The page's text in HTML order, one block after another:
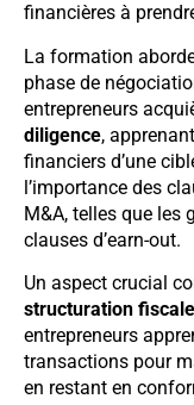
financières à
La formation
phase de
entrepreneurs
diligence,
financiers d’une
l’importance des
M&A, telles que les
clauses d’earn-out.
Un aspect crucial
structuration fiscale
entrepreneurs
transactions pour
en restant en